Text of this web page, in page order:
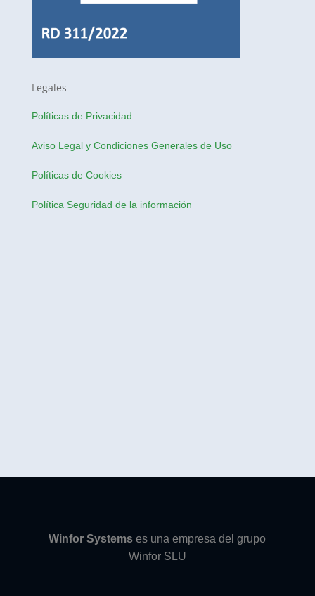
Legales
Políticas de Privacidad
Aviso Legal y Condiciones Generales de Uso
Políticas de Cookies
Política Seguridad de la información
Winfor Systems es una empresa del grupo
Winfor SLU